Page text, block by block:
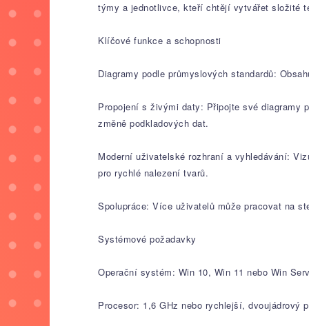
týmy a jednotlivce, kteří chtějí vytvářet složité
Klíčové funkce a schopnosti
Diagramy podle průmyslových standardů:
Propojení s živými daty: Připojte své diagramy
změně podkladových dat.
Moderní uživatelské rozhraní a vyhledávání:
pro rychlé nalezení tvarů.
Spolupráce: Více uživatelů může pracovat na
Systémové požadavky
Operační systém: Win 10, Win 11 nebo Win
Procesor: 1,6 GHz nebo rychlejší, dvoujádrový